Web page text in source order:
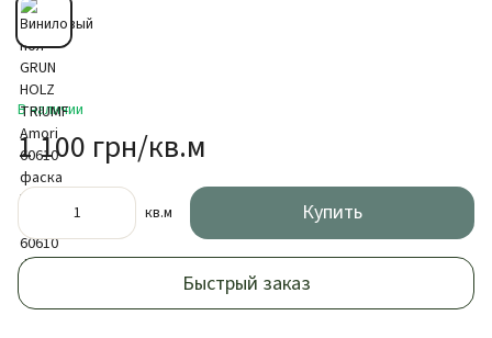
В наличии
1 100 грн/кв.м
кв.м Купить
Быстрый заказ